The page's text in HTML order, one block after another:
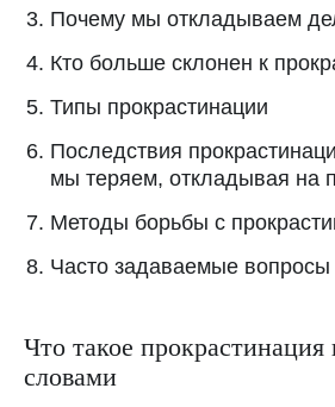
Почему мы откладываем
Кто больше склонен к
Типы прокрастинации
Последствия
мы теряем, откладывая на
Методы борьбы с
Часто задаваемые вопросы
Что такое
словами